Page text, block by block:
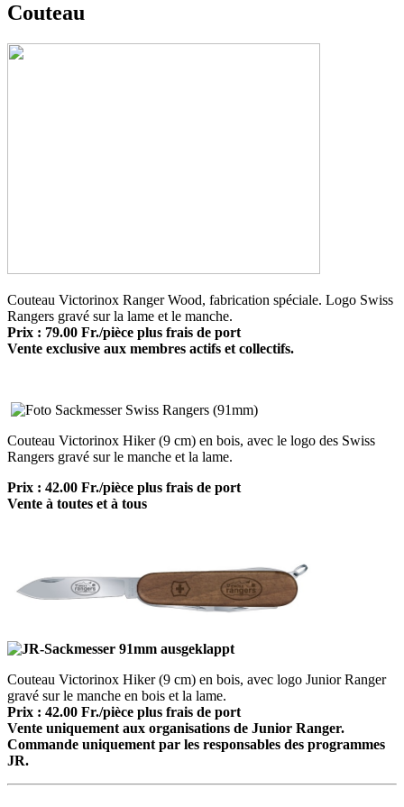
Couteau
Couteau Victorinox Ranger Wood, fabrication spéciale. Logo Swiss
Rangers gravé sur la lame et le manche.
Prix : 79.00 Fr./pièce plus frais de port
Vente exclusive aux membres actifs et collectifs.
Couteau Victorinox Hiker (9 cm) en bois, avec le logo des Swiss
Rangers gravé sur le manche et la lame.
Prix : 42.00 Fr./pièce plus frais de port
Vente à toutes et à tous
Couteau Victorinox Hiker (9 cm) en bois, avec logo Junior Ranger
gravé sur le manche en bois et la lame.
Prix : 42.00 Fr./pièce plus frais de port
Vente uniquement aux organisations de Junior Ranger.
Commande uniquement par les responsables des programmes
JR.